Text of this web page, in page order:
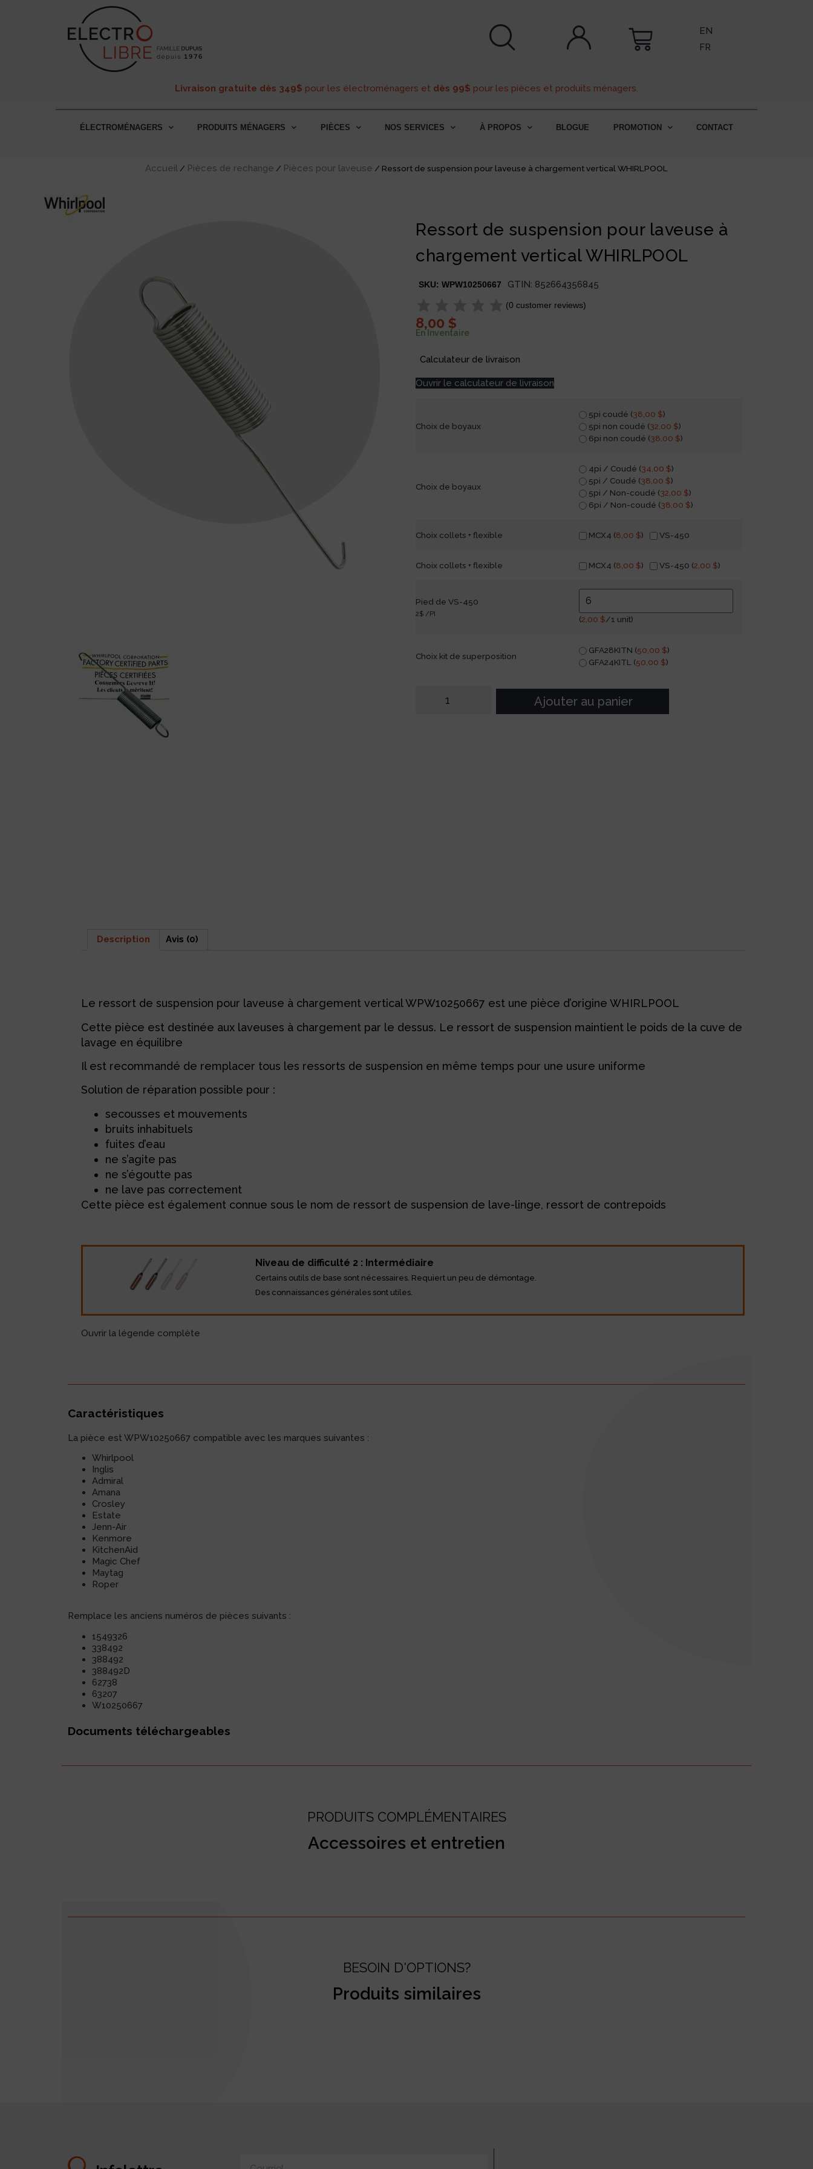
EN
FR
Livraison gratuite dès 349$ pour les électroménagers et dès 99$ pour les pièces et produits ménagers.
ÉLECTROMÉNAGERS PRODUITS MÉNAGERS PIÈCES NOS SERVICES À PROPOS BLOGUE PROMOTION CONTACT
Accueil / Pièces de rechange / Pièces pour laveuse / Ressort de suspension pour laveuse à chargement vertical WHIRLPOOL
Ressort de suspension pour laveuse à
chargement vertical WHIRLPOOL
SKU:WPW10250667 GTIN: 852664356845
(0 customer reviews)
8,00 $
En Inventaire
Calculateur de livraison
Ouvrir le calculateur de livraison
Choix de boyaux
5pi coudé (38,00 $)
5pi non coudé (32,00 $)
6pi non coudé (38,00 $)
Choix de boyaux
4pi / Coudé (34,00 $)
5pi / Coudé (38,00 $)
5pi / Non-coudé (32,00 $)
6pi / Non-coudé (38,00 $)
Choix collets + flexible MCX4 (8,00 $) VS-450
Choix collets + flexible MCX4 (8,00 $) VS-450 (2,00 $)
Pied de VS-450
2$ /PI
(2,00 $/1 unit)
Choix kit de superposition
GFA28KITN (50,00 $)
GFA24KITL (50,00 $)
Ajouter au panier
Description Avis (0)
Le ressort de suspension pour laveuse à chargement vertical WPW10250667 est une pièce d’origine WHIRLPOOL
Cette pièce est destinée aux laveuses à chargement par le dessus. Le ressort de suspension maintient le poids de la cuve de
lavage en équilibre
Il est recommandé de remplacer tous les ressorts de suspension en même temps pour une usure uniforme
Solution de réparation possible pour :
secousses et mouvements
bruits inhabituels
fuites d’eau
ne s’agite pas
ne s’égoutte pas
ne lave pas correctement
Cette pièce est également connue sous le nom de ressort de suspension de lave-linge, ressort de contrepoids
Niveau de difficulté 2 : Intermédiaire
Certains outils de base sont nécessaires. Requiert un peu de démontage.
Des connaissances générales sont utiles.
Ouvrir la légende complète
Caractéristiques
La pièce est WPW10250667 compatible avec les marques suivantes :
Whirlpool
Inglis
Admiral
Amana
Crosley
Estate
Jenn-Air
Kenmore
KitchenAid
Magic Chef
Maytag
Roper
Remplace les anciens numéros de pièces suivants :
1549326
338492
388492
388492D
62738
63207
W10250667
Documents téléchargeables
PRODUITS COMPLÉMENTAIRES
Accessoires et entretien
BESOIN D'OPTIONS?
Produits similaires